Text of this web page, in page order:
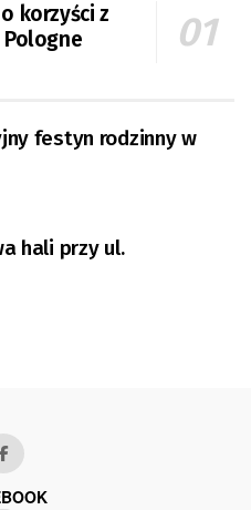
korzyści z
festyn rodzinny w
hali przy ul.